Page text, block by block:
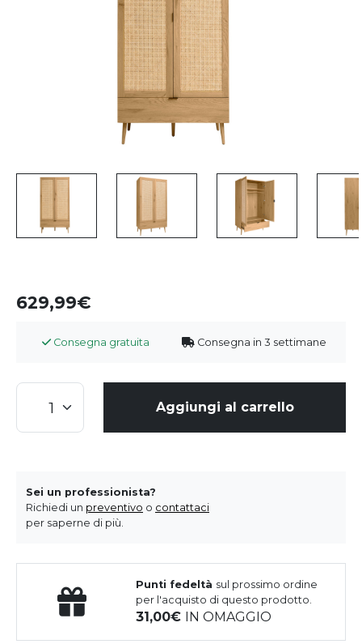
629,99
Consegna gratuita Consegna in 3 settimane
Aggiungi al carrello
Sei un professionista?
Richiedi un preventivo o contattaci
per saperne di più.
Punti fedeltà sul prossimo ordine
per l'acquisto di questo prodotto.
31,00 IN OMAGGIO